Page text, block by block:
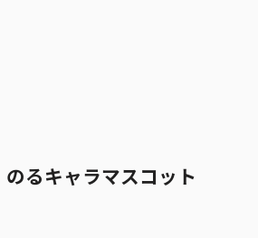
のるキャラマスコット